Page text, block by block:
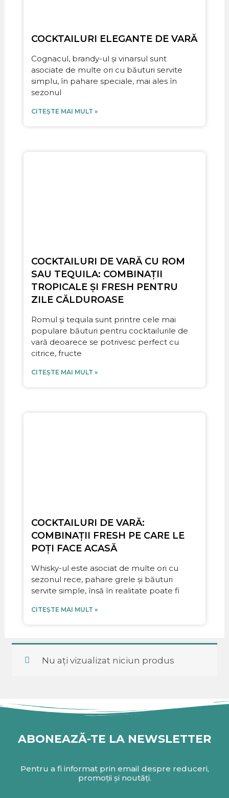
COCKTAILURI ELEGANTE DE VARĂ
Cognacul, brandy-ul și vinarsul sunt
asociate de multe ori cu băuturi servite
simplu, în pahare speciale, mai ales în
sezonul
CITEȘTE MAI MULT »
COCKTAILURI DE VARĂ CU ROM
SAU TEQUILA: COMBINAȚII
TROPICALE ȘI FRESH PENTRU
ZILE CĂLDUROASE
Romul și tequila sunt printre cele mai
populare băuturi pentru cocktailurile de
vară deoarece se potrivesc perfect cu
citrice, fructe
CITEȘTE MAI MULT »
COCKTAILURI DE VARĂ:
COMBINAȚII FRESH PE CARE LE
POȚI FACE ACASĂ
Whisky-ul este asociat de multe ori cu
sezonul rece, pahare grele și băuturi
servite simple, însă în realitate poate fi
CITEȘTE MAI MULT »
Nu ați vizualizat niciun produs
ABONEAZĂ-TE LA NEWSLETTER
Pentru a fi informat prin email despre reduceri,
promoții și noutăți.